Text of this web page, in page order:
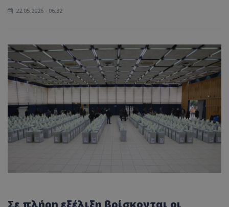
22.05.2026 - 06:32
Σε πλήρη εξέλιξη βρίσκονται οι